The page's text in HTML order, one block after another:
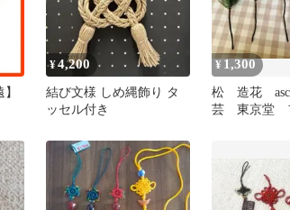
¥4,200
結び文様 しめ縄飾り タ
ッセル付き
¥ 1,300
松 造花
芸 東京堂